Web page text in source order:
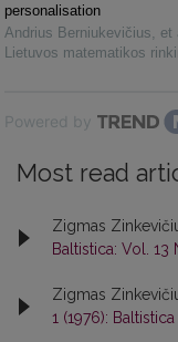
personalisation
Andrius Berniukevičius, et
Lietuvos matematikos
Powered by
Most read
Zigmas
Baltistica: Vol. 13
Zigmas
1 (1976): Baltistica